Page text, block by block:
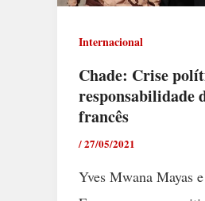
Internacional
Chade: Crise
responsabilidade
francês
/27/05/2021
Yves Mwana Mayas